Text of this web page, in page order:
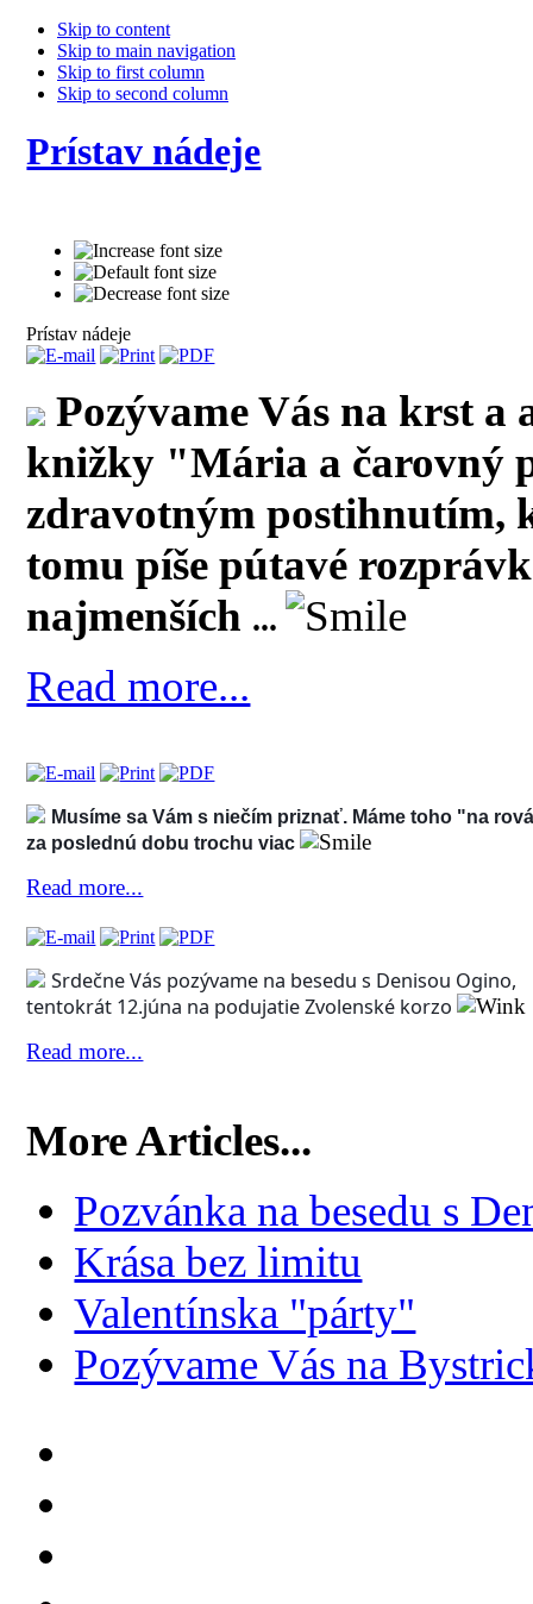
Skip to content
Skip to main navigation
Skip to first column
Skip to second column
Prístav nádeje
Prístav nádeje
Pozývame Vás na krst
knižky "Mária a čarovný
zdravotným postihnutím,
tomu píše pútavé
najmenších ...
Read more...
Musíme sa Vám s niečím priznať. Máme toho "na
za poslednú dobu trochu viac
Read more...
Srdečne Vás pozývame na besedu s Denisou Ogino,
tentokrát 12.júna na podujatie Zvolenské korzo
Read more...
More Articles...
Pozvánka na besedu s
Krása bez limitu
Valentínska "párty"
Pozývame Vás na